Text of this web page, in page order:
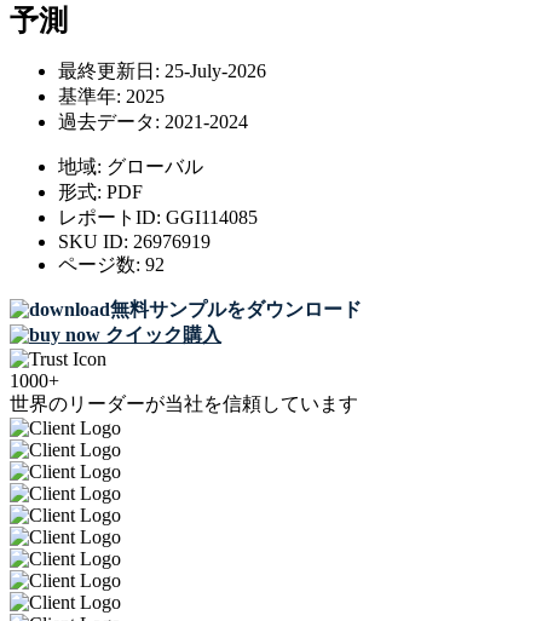
予測
最終更新日: 25-July-2026
基準年: 2025
過去データ: 2021-2024
地域: グローバル
形式: PDF
レポートID: GGI114085
SKU ID: 26976919
ページ数: 92
無料サンプルをダウンロード
クイック購入
1000+
世界のリーダーが当社を信頼しています